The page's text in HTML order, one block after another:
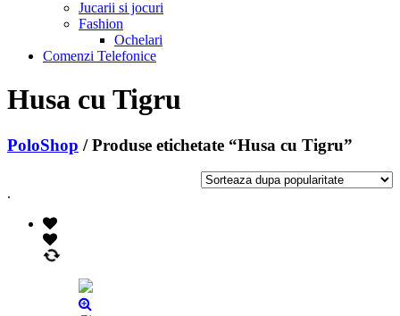
Jucarii si jocuri
Fashion
Ochelari
Comenzi Telefonice
Husa cu Tigru
PoloShop / Produse etichetate “Husa cu Tigru”
.